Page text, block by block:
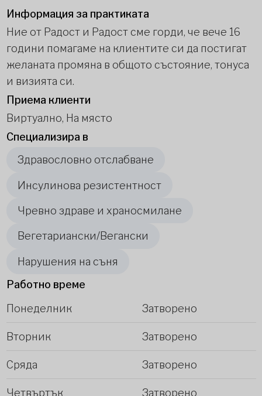
Информация за практиката
Ние от Радост и Радост сме горди, че вече 16
години помагаме на клиентите си да постигат
желаната промяна в общото състояние, тонуса
и визията си.
Приема клиенти
Виртуално, На място
Специализира в
Здравословно отслабване
Инсулинова резистентност
Чревно здраве и храносмилане
Вегетариански/Вегански
Нарушения на съня
Работно време
Понеделник
Затворено
Вторник Затворено
Сряда Затворено
Четвъртък Затворено